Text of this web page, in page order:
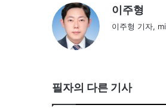
이주형
이주형 기자,
필자의 다른 기사